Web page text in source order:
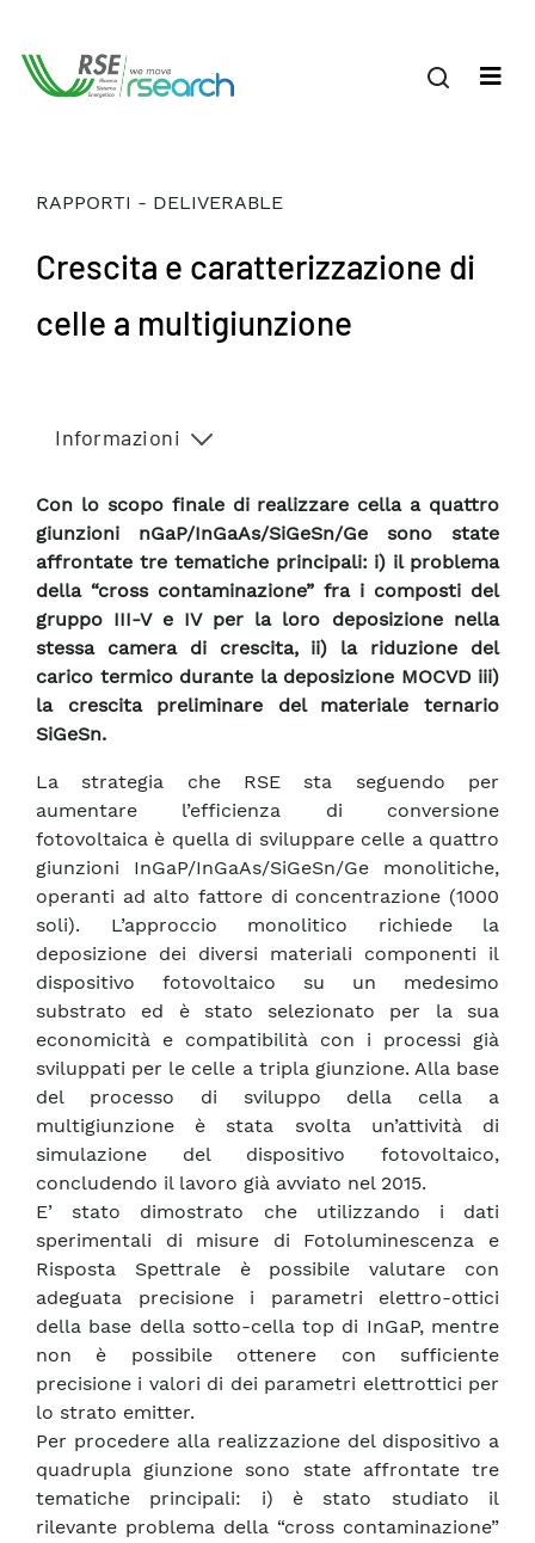
RAPPORTI - DELIVERABLE
Crescita e caratterizzazione di
celle a multigiunzione
Informazioni
Con lo scopo finale di realizzare cella a quattro
giunzioni nGaP/InGaAs/SiGeSn/Ge sono state
affrontate tre tematiche principali: i) il problema
della “cross contaminazione” fra i composti del
gruppo III-V e IV per la loro deposizione nella
stessa camera di crescita, ii) la riduzione del
carico termico durante la deposizione MOCVD iii)
la crescita preliminare del materiale ternario
SiGeSn.
La strategia che RSE sta seguendo per
aumentare l’efficienza di conversione
fotovoltaica è quella di sviluppare celle a quattro
giunzioni InGaP/InGaAs/SiGeSn/Ge monolitiche,
operanti ad alto fattore di concentrazione (1000
soli). L’approccio monolitico richiede la
deposizione dei diversi materiali componenti il
dispositivo fotovoltaico su un medesimo
substrato ed è stato selezionato per la sua
economicità e compatibilità con i processi già
sviluppati per le celle a tripla giunzione. Alla base
del processo di sviluppo della cella a
multigiunzione è stata svolta un’attività di
simulazione del dispositivo fotovoltaico,
concludendo il lavoro già avviato nel 2015.
E’ stato dimostrato che utilizzando i dati
sperimentali di misure di Fotoluminescenza e
Risposta Spettrale è possibile valutare con
adeguata precisione i parametri elettro-ottici
della base della sotto-cella top di InGaP, mentre
non è possibile ottenere con sufficiente
precisione i valori di dei parametri elettrottici per
lo strato emitter.
Per procedere alla realizzazione del dispositivo a
quadrupla giunzione sono state affrontate tre
tematiche principali: i) è stato studiato il
rilevante problema della “cross contaminazione”